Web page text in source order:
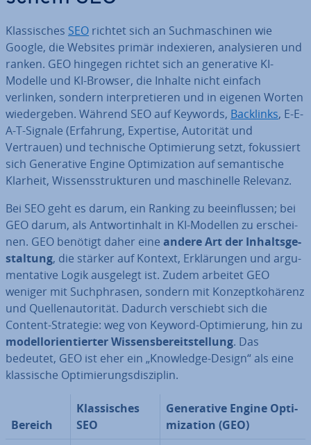
Klas­si­sches SEO richtet sich an Such­ma­schi­nen wie
Google, die Websites primär in­de­xie­ren, ana­ly­sie­ren und
ranken. GEO hingegen richtet sich an ge­ne­ra­ti­ve KI-
Modelle und KI-Browser, die Inhalte nicht einfach
verlinken, sondern in­ter­pre­tie­ren und in eigenen Worten
wie­der­ge­ben. Während SEO auf Keywords, Backlinks, E-E-
A-T-Signale (Erfahrung, Expertise, Autorität und
Vertrauen) und tech­ni­sche Op­ti­mie­rung setzt, fo­kus­siert
sich Ge­ne­ra­ti­ve Engine Op­ti­miza­ti­on auf se­man­ti­sche
Klarheit, Wis­sens­struk­tu­ren und ma­schi­nel­le Relevanz.
Bei SEO geht es darum, ein Ranking zu be­ein­flus­sen; bei
GEO darum, als Ant­wort­in­halt in KI-Modellen zu er­schei­
nen. GEO benötigt daher eine andere Art der In­halts­ge­
stal­tung, die stärker auf Kontext, Er­klä­run­gen und ar­gu­
men­ta­ti­ve Logik ausgelegt ist. Zudem arbeitet GEO
weniger mit Such­phra­sen, sondern mit Kon­zept­ko­hä­renz
und Quel­len­au­to­ri­tät. Dadurch ver­schiebt sich die
Content-Strategie: weg von Keyword-Op­ti­mie­rung, hin zu
mo­dell­ori­en­tier­ter Wis­sens­be­reit­stel­lung. Das
bedeutet, GEO ist eher ein „Knowledge-Design“ als eine
klas­si­sche Op­ti­mie­rungs­dis­zi­plin.
Bereich
Klas­si­sches
SEO
Ge­ne­ra­ti­ve Engine Op­ti­
miza­ti­on (GEO)